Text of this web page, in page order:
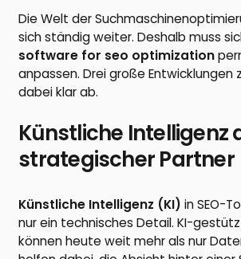
Die Welt der
sich ständig weiter. Deshalb muss
software for seo optimization
anpassen. Drei große Entwicklungen
dabei klar ab.
Künstliche Intelligenz
strategischer Partner
Künstliche Intelligenz (KI) in SEO-
nur ein technisches Detail. KI-
können heute weit mehr als nur